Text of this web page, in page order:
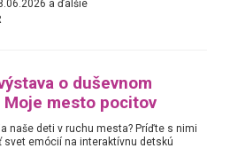
a ďalšie
o duševnom
Moje mesto pocitov
naše deti v ruchu mesta? Príďte s nimi
svet emócií na interaktívnu detskú